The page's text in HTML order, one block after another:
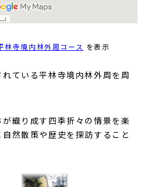
林寺境内林外周コース を表示
ている平林寺境内林外周を周
織り成す四季折々の情景を楽
然散策や歴史を探訪すること